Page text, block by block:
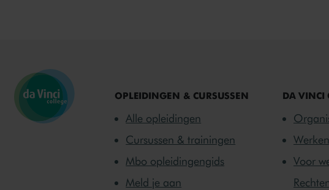
OPLEIDINGEN & CURSUSSEN
Alle opleidingen
Cursussen & trainingen
Mbo opleidingengids
Meld je aan
DA VINCI
Voor